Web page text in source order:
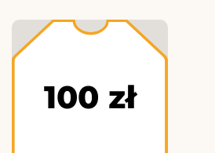
100 zł